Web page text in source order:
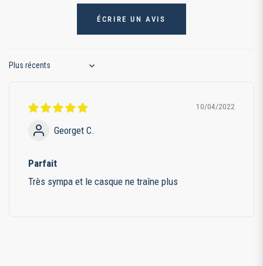
ÉCRIRE UN AVIS
Sort by
10/04/2022
Georget C.
Parfait
Très sympa et le casque ne traîne plus